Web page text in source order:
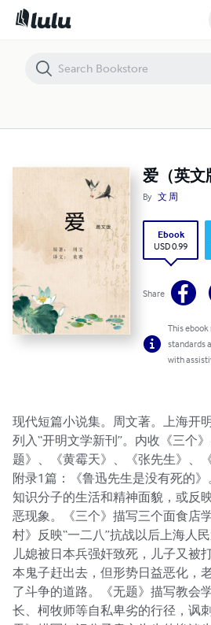
爱（英文
By 文 周
Ebook
USD 0.99
Share
This
standards
with
现代短篇小说集。周文著。上海开
列入“开明文学新刊”。内收《三个
题》、《黄霉天》、《张先生》、
附录1篇：《鲁迅先生是没有死的
知识分子的生活和精神面貌，或反
恶现象。《三个》描写三个面食店
村》反映“一二八”抗战以后上海人
儿媳被日本兵强奸致死，儿子又被
本鬼子赶出去，但形势日益恶化，
了斗争的道路。《无题》描写教会
长、柯牧师等自私卑劣的行径，讽
爱（英文版）